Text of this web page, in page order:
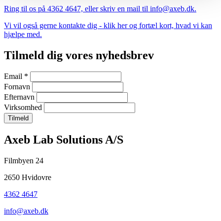
Ring til os på 4362 4647, eller skriv en mail til info@axeb.dk.
Vi vil også gerne kontakte dig - klik her og fortæl kort, hvad vi kan
hjælpe med.
Tilmeld dig vores nyhedsbrev
Email *
Fornavn
Efternavn
Virksomhed
Company
information
and
newsletter
Axeb Lab Solutions A/S
Filmbyen 24
2650 Hvidovre
4362 4647
info@axeb.dk